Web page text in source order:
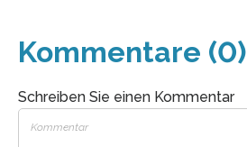
Kommentare (0)
Schreiben Sie einen Kommentar